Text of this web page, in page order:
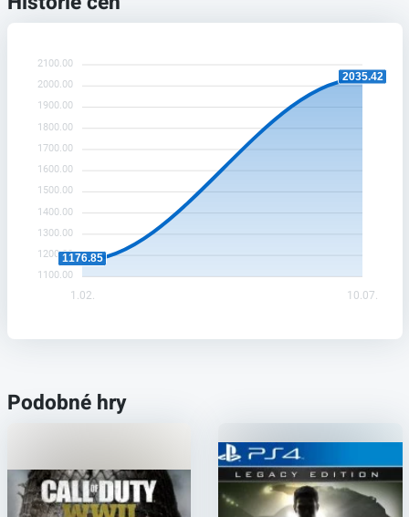
2100.00
2000.00
1900.00
1800.00
1700.00
1600.00
1500.00
1400.00
1300.00
1200.00
1100.00
1176.85
2035.42
1.02. 10.07.
Podobné hry